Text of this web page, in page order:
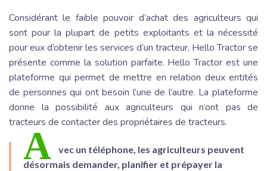
Considérant le faible pouvoir d’achat des agriculteurs qui
sont pour la plupart de petits exploitants et la nécessité
pour eux d’obtenir les services d’un tracteur, Hello Tractor se
présente comme la solution parfaite. Hello Tractor est une
plateforme qui permet de mettre en relation deux entités
de personnes qui ont besoin l’une de l’autre. La plateforme
donne la possibilité aux agriculteurs qui n’ont pas de
tracteurs de contacter des propriétaires de tracteurs.
A
vec un téléphone, les agriculteurs peuvent
désormais demander, planifier et prépayer la